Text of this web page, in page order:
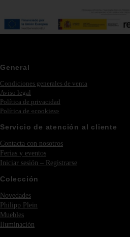
General
Condiciones generales de venta
Aviso legal
Política de privacidad
Política de «cookies»
Servicio de atención al cliente
Contacta con nosotros
Ferias y eventos
Iniciar sesión – Registrarse
Colección
Novedades
Philipp Plein
Muebles
Iluminación